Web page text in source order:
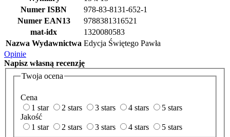
Numer ISBN
978-83-8131-652-1
Numer EAN13
9788381316521
mat-idx
1320080583
Nazwa Wydawnictwa Edycja Świętego Pawła
Opinie
Napisz własną recenzję
Twoja ocena
Cena
1 star
2 stars 3 stars 4 stars
5 stars
Jakość
1 star
2 stars 3 stars 4 stars
5 stars